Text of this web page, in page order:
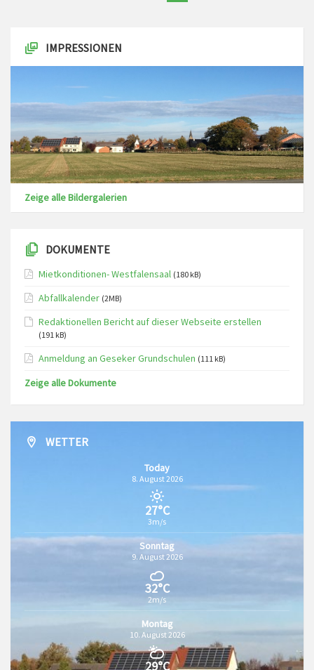
IMPRESSIONEN
Zeige alle Bildergalerien
DOKUMENTE
Mietkonditionen- Westfalensaal (180 kB)
Abfallkalender (2MB)
Redaktionellen Bericht auf dieser Webseite erstellen
(191 kB)
Anmeldung an Geseker Grundschulen (111 kB)
Zeige alle Dokumente
WETTER
Today
8. August 2026
27°C
3m/s
Sonntag
9. August 2026
32°C
2m/s
Montag
10. August 2026
29°C